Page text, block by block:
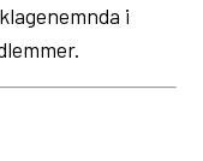
i